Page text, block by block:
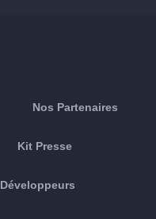
Nos Partenaires
Kit Presse
Développeurs